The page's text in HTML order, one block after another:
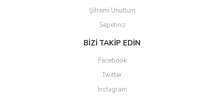
Şifremi Unuttum
Sepetiniz
BİZİ TAKİP EDİN
Facebook
Twitter
Instagram